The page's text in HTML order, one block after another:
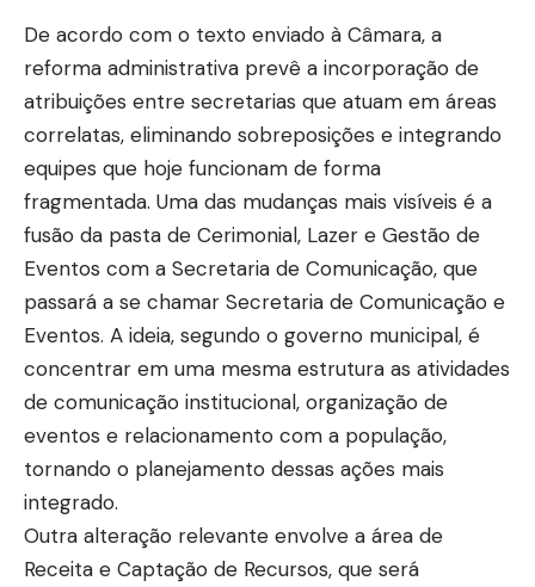
De acordo com o texto enviado à Câmara, a
reforma administrativa prevê a incorporação de
atribuições entre secretarias que atuam em áreas
correlatas, eliminando sobreposições e integrando
equipes que hoje funcionam de forma
fragmentada. Uma das mudanças mais visíveis é a
fusão da pasta de Cerimonial, Lazer e Gestão de
Eventos com a Secretaria de Comunicação, que
passará a se chamar Secretaria de Comunicação e
Eventos. A ideia, segundo o governo municipal, é
concentrar em uma mesma estrutura as atividades
de comunicação institucional, organização de
eventos e relacionamento com a população,
tornando o planejamento dessas ações mais
integrado.
Outra alteração relevante envolve a área de
Receita e Captação de Recursos, que será